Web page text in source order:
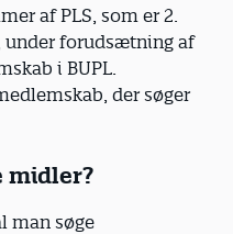
af PLS, som er 2.
under forudsætning af
i BUPL.
der søger
midler?
man søge